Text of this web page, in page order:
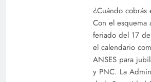
¿Cuándo cobrás
Con el esquema
feriado del 17
el calendario
ANSES para
y PNC. La